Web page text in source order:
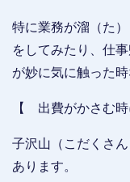
特に業務が溜（た
をしてみたり、仕
が妙に気に触った
【 出費がかさむ
子沢山（こだくさ
あります。